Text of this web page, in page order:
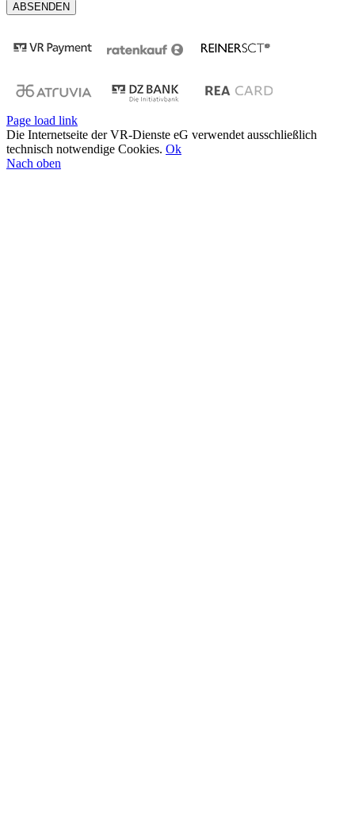
Page load link
Die Internetseite der VR-Dienste eG verwendet ausschließlich
technisch notwendige Cookies. Ok
Nach oben